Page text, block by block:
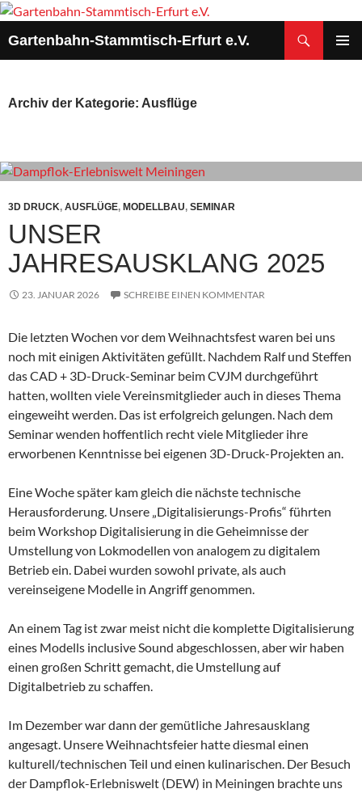
Zum
springen
Gartenbahn-Stammtisch-Erfurt e.V.
Archiv der Kategorie: Ausflüge
3D DRUCK, AUSFLÜGE, MODELLBAU, SEMINAR
UNSER
JAHRESAUSKLANG 2025
23. JANUAR 2026 SCHREIBE EINEN KOMMENTAR
Die letzten Wochen vor dem Weihnachtsfest waren bei uns
noch mit einigen Aktivitäten gefüllt. Nachdem Ralf und Steffen
das CAD + 3D-Druck-Seminar beim CVJM durchgeführt
hatten, wollten viele Vereinsmitglieder auch in dieses Thema
eingeweiht werden. Das ist erfolgreich gelungen. Nach dem
Seminar wenden hoffentlich recht viele Mitglieder ihre
erworbenen Kenntnisse bei eigenen 3D-Druck-Projekten an.
Eine Woche später kam gleich die nächste technische
Herausforderung. Unsere „Digitalisierungs-Profis“ führten
beim Workshop Digitalisierung in die Geheimnisse der
Umstellung von Lokmodellen von analogem zu digitalem
Betrieb ein. Dabei wurden sowohl private, als auch
vereinseigene Modelle in Angriff genommen.
An einem Tag ist zwar meist nicht die komplette Digitalisierung
eines Modells inclusive Sound abgeschlossen, aber wir haben
einen großen Schritt gemacht, die Umstellung auf
Digitalbetrieb zu schaffen.
Im Dezember war dann der gemütliche Jahresausklang
angesagt. Unsere Weihnachtsfeier hatte diesmal einen
kulturell/technischen Teil und einen kulinarischen. Der Besuch
der Dampflok-Erlebniswelt (DEW) in Meiningen brachte uns